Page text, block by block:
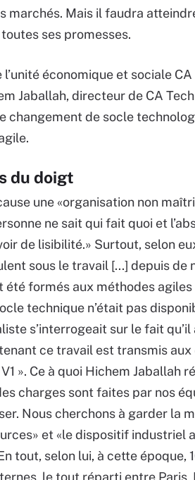
marchés. Mais il faudra
ses promesses.
économique et sociale
Jaballah, directeur de CA
changement de socle
du doigt
une «organisation non
ne sait qui fait quoi et
de lisibilité.» Surtout, selon
sous le travail [...] depuis de
formés aux méthodes
technique n’était pas
s’interrogeait sur le fait
ce travail est transmis
». Ce à quoi Hichem Jaballah
charges sont faites par nos
Nous cherchons à garder la
et «le dispositif industriel
tout, selon lui, à cette époque,
le tout réparti entre Paris,